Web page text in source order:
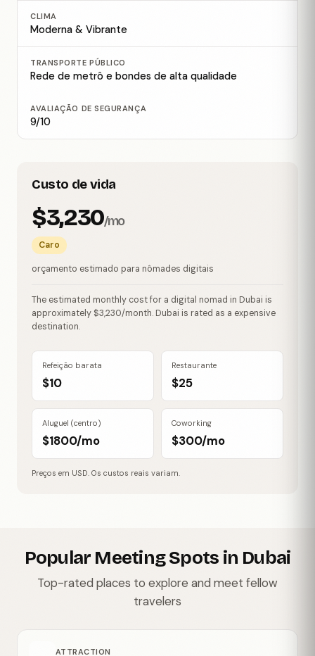
CLIMA
Moderna & Vibrante
TRANSPORTE PÚBLICO
Rede de metrô e bondes de alta qualidade
AVALIAÇÃO DE SEGURANÇA
9/10
Custo de vida
$3,230/mo
Caro
orçamento estimado para nômades digitais
The estimated monthly cost for a digital nomad in Dubai is
approximately $3,230/month. Dubai is rated as a expensive
destination.
Refeição barata
$10
Restaurante
$25
Aluguel (centro)
$1800/mo
Coworking
$300/mo
Preços em USD. Os custos reais variam.
Popular Meeting Spots in Dubai
Top-rated places to explore and meet fellow
travelers
ATTRACTION